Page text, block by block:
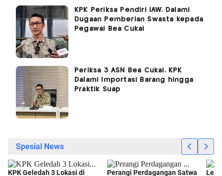
KPK Periksa Pendiri IAW, Dalami
Dugaan Pemberian Swasta kepada
Pegawai Bea Cukai
Periksa 3 ASN Bea Cukai, KPK
Dalami Importasi Barang hingga
Praktik Suap